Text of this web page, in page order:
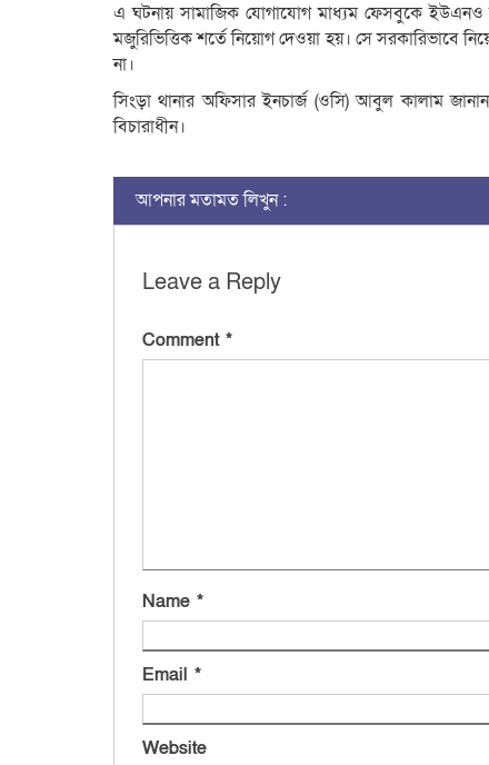
এ ঘটনায় সামাজিক যোগাযোগ মাধ্যম ফেসবুকে ইউএনও
মজুরিভিত্তিক শর্তে নিয়োগ দেওয়া হয়। সে সরকারিভাবে
না।
সিংড়া থানার অফিসার ইনচার্জ (ওসি) আবুল কালাম
বিচারাধীন।
আপনার মতামত লিখুন :
Leave a Reply
Comment *
Name *
Email *
Website